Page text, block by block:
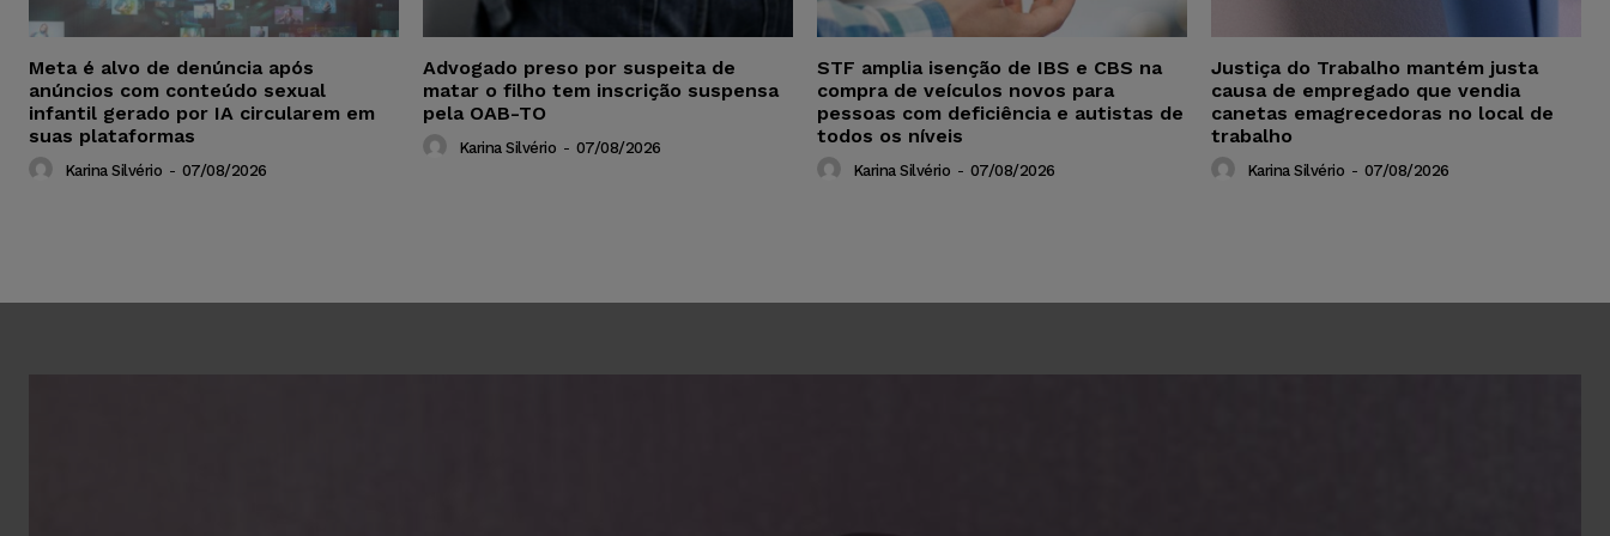
Meta é alvo de denúncia após
anúncios com conteúdo sexual
infantil gerado por IA circularem em
suas plataformas
Karina Silvério - 07/08/2026
Advogado preso por suspeita de
matar o filho tem inscrição suspensa
pela OAB-TO
Karina Silvério - 07/08/2026
STF amplia isenção de IBS e CBS na
compra de veículos novos para
pessoas com deficiência e autistas de
todos os níveis
Karina Silvério - 07/08/2026
Justiça do Trabalho mantém justa
causa de empregado que vendia
canetas emagrecedoras no local de
trabalho
Karina Silvério - 07/08/2026